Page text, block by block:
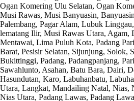
Ogan Komering Ulu Selatan, Ogan
Musi Rawas, Musi Banyuasin,
Palembang, Pagar Alam, Lubuk
lematang Ilir, Musi Rawas Utara, Agam,
Mentawai, Lima Puluh Kota, Padang
Barat, Pesisir Selatan, Sijunjung, Solok,
Bukittinggi, Padang, Padangpanjang,
Sawahlunto, Asahan, Batu Bara, Dairi,
Hasundutan, Karo, Labuhanbatu,
Utara, Langkat, Mandailing Natal, Nias,
Nias Utara, Padang Lawas, Padang